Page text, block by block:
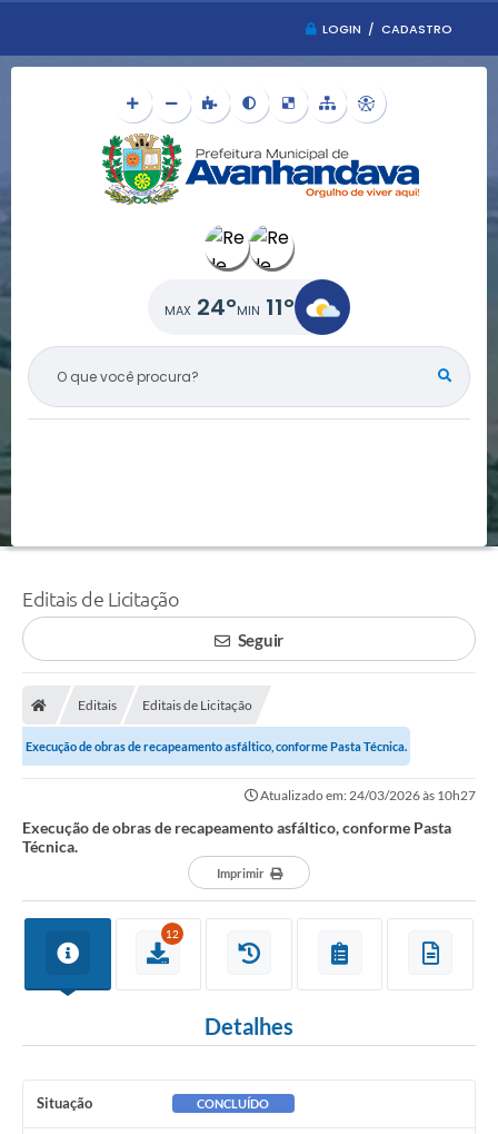
LOGIN / CADASTRO
O QUE VOCÊ PROCURA?
24° 11°
Editais de Licitação
Seguir
Editais Editais de Licitação
Execução de obras de recapeamento asfáltico, conforme Pasta Técnica.
Atualizado em: 24/03/2026 às 10h27
Execução de obras de recapeamento asfáltico, conforme Pasta
Técnica.
Imprimir
12
Detalhes
Situação CONCLUÍDO